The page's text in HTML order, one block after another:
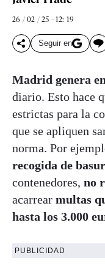
26 / 02 / 25 - 12: 19
Seguir en
Madrid genera
diario. Esto hace
estrictas para la
que se apliquen
norma. Por
recogida de
contenedores, no
acarrear multas
hasta los 3.000
PUBLICIDAD